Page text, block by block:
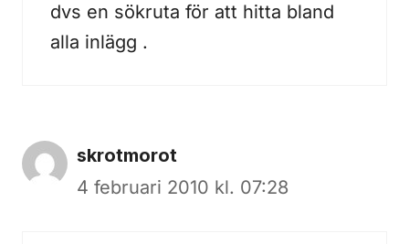
dvs en sökruta för att hitta bland
alla inlägg .
skrotmorot
4 februari 2010 kl. 07:28